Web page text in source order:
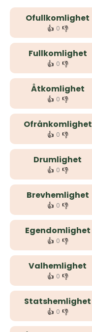
Ofullkomlighet
👍 0 👎
Fullkomlighet
👍 0 👎
Åtkomlighet
👍 0 👎
Ofrånkomlighet
👍 0 👎
Drumlighet
👍 0 👎
Brevhemlighet
👍 0 👎
Egendomlighet
👍 0 👎
Valhemlighet
👍 0 👎
Statshemlighet
👍 0 👎